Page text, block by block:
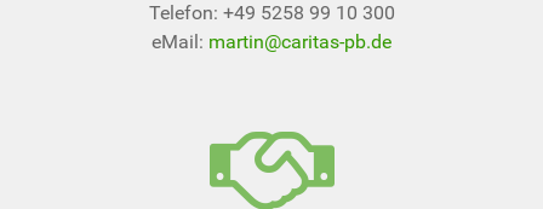
Telefon: +49 5258 99 10 300
eMail: martin@caritas-pb.de